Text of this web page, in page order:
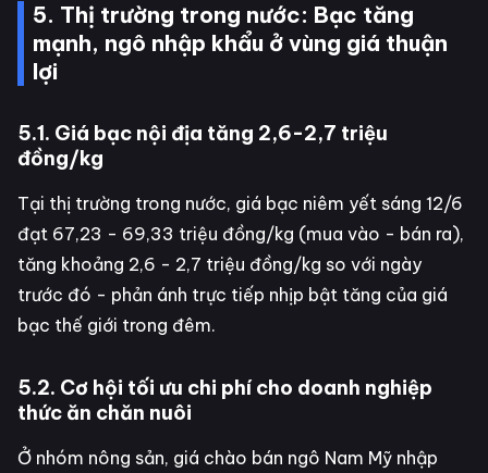
5. Thị trường trong nước: Bạc tăng
mạnh, ngô nhập khẩu ở vùng giá thuận
lợi
5.1. Giá bạc nội địa tăng 2,6-2,7 triệu
đồng/kg
Tại thị trường trong nước, giá bạc niêm yết sáng 12/6
đạt 67,23 - 69,33 triệu đồng/kg (mua vào - bán ra),
tăng khoảng 2,6 - 2,7 triệu đồng/kg so với ngày
trước đó - phản ánh trực tiếp nhịp bật tăng của giá
bạc thế giới trong đêm.
5.2. Cơ hội tối ưu chi phí cho doanh nghiệp
thức ăn chăn nuôi
Ở nhóm nông sản, giá chào bán ngô Nam Mỹ nhập